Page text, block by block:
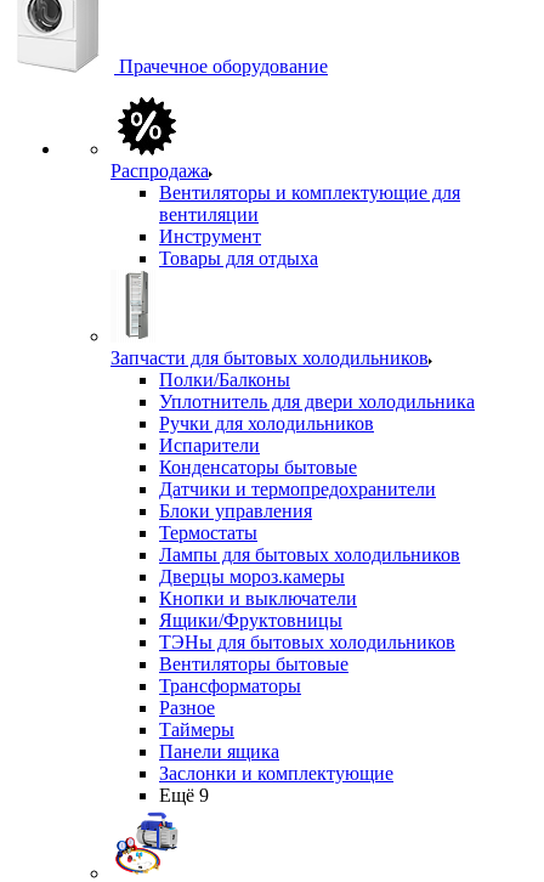
Прачечное оборудование
Распродажа
Вентиляторы и комплектующие для
вентиляции
Инструмент
Товары для отдыха
Запчасти для бытовых холодильников
Полки/Балконы
Уплотнитель для двери холодильника
Ручки для холодильников
Испарители
Конденсаторы бытовые
Датчики и термопредохранители
Блоки управления
Термостаты
Лампы для бытовых холодильников
Дверцы мороз.камеры
Кнопки и выключатели
Ящики/Фруктовницы
ТЭНы для бытовых холодильников
Вентиляторы бытовые
Трансформаторы
Разное
Таймеры
Панели ящика
Заслонки и комплектующие
Ещё 9